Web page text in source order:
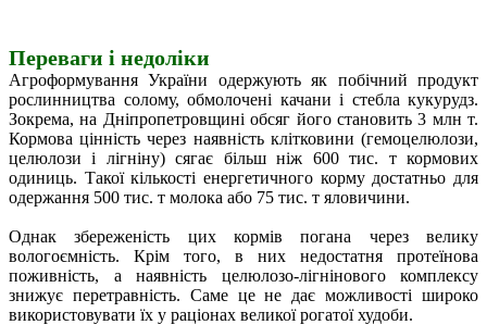
Переваги і недоліки
Агроформування України одержують як побічний продукт
рослинництва солому, обмолочені качани і стебла кукурудз.
Зокрема, на Дніпропетровщині обсяг його становить 3 млн т.
Кормова цінність через наявність клітковини (гемоцелюлози,
целюлози і лігніну) сягає більш ніж 600 тис. т кормових
одиниць. Такої кількості енергетичного корму достатньо для
одержання 500 тис. т молока або 75 тис. т яловичини.
Однак збереженість цих кормів погана через велику
вологоємність. Крім того, в них недостатня протеїнова
поживність, а наявність целюлозо-лігнінового комплексу
знижує перетравність. Саме це не дає можливості широко
використовувати їх у раціонах великої рогатої худоби.